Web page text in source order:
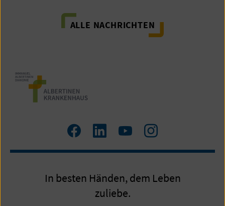
ALLE NACHRICHTEN
Zum
Facebook
LinkedIn
Zum
YouTube
Zum
Instagram
In besten Händen, dem Leben
zuliebe.